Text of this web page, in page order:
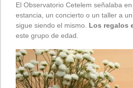
El Observatorio Cetelem señalaba
estancia, un concierto o un taller a
sigue siendo el mismo. Los regalos
este grupo de edad.